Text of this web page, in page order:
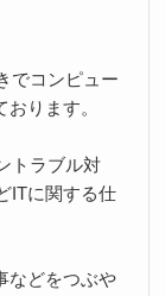
でコンピュー
ります。
トラブル対
ITに関する仕
などをつぶや